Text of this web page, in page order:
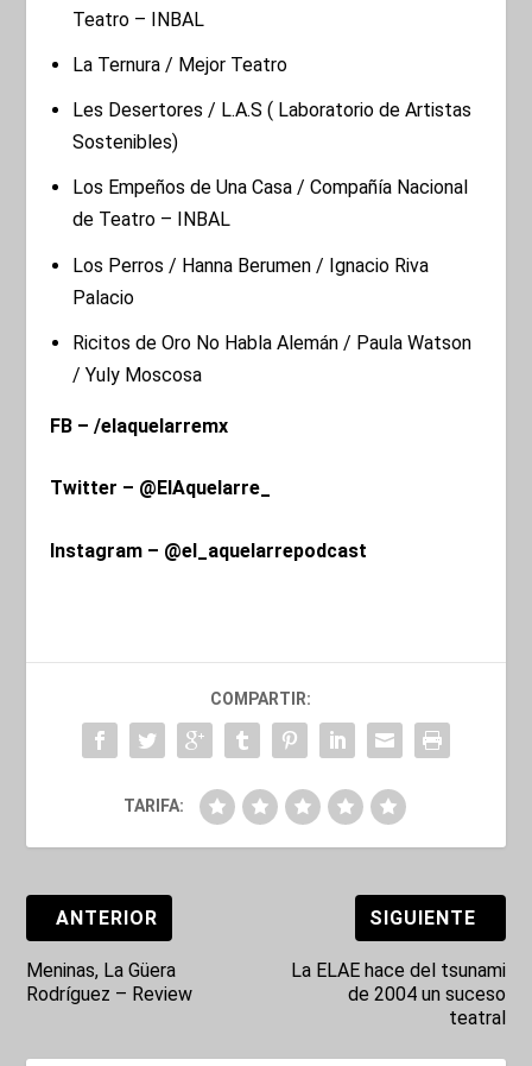
Teatro – INBAL
La Ternura / Mejor Teatro
Les Desertores / L.A.S ( Laboratorio de Artistas
Sostenibles)
Los Empeños de Una Casa / Compañía Nacional
de Teatro – INBAL
Los Perros / Hanna Berumen / Ignacio Riva
Palacio
Ricitos de Oro No Habla Alemán / Paula Watson
/ Yuly Moscosa
FB – /elaquelarremx
Twitter – @ElAquelarre_
Instagram – @el_aquelarrepodcast
COMPARTIR:
TARIFA:
ANTERIOR
Meninas, La Güera
Rodríguez – Review
SIGUIENTE
La ELAE hace del tsunami
de 2004 un suceso
teatral